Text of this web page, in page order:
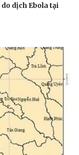
dịch Ebola tại